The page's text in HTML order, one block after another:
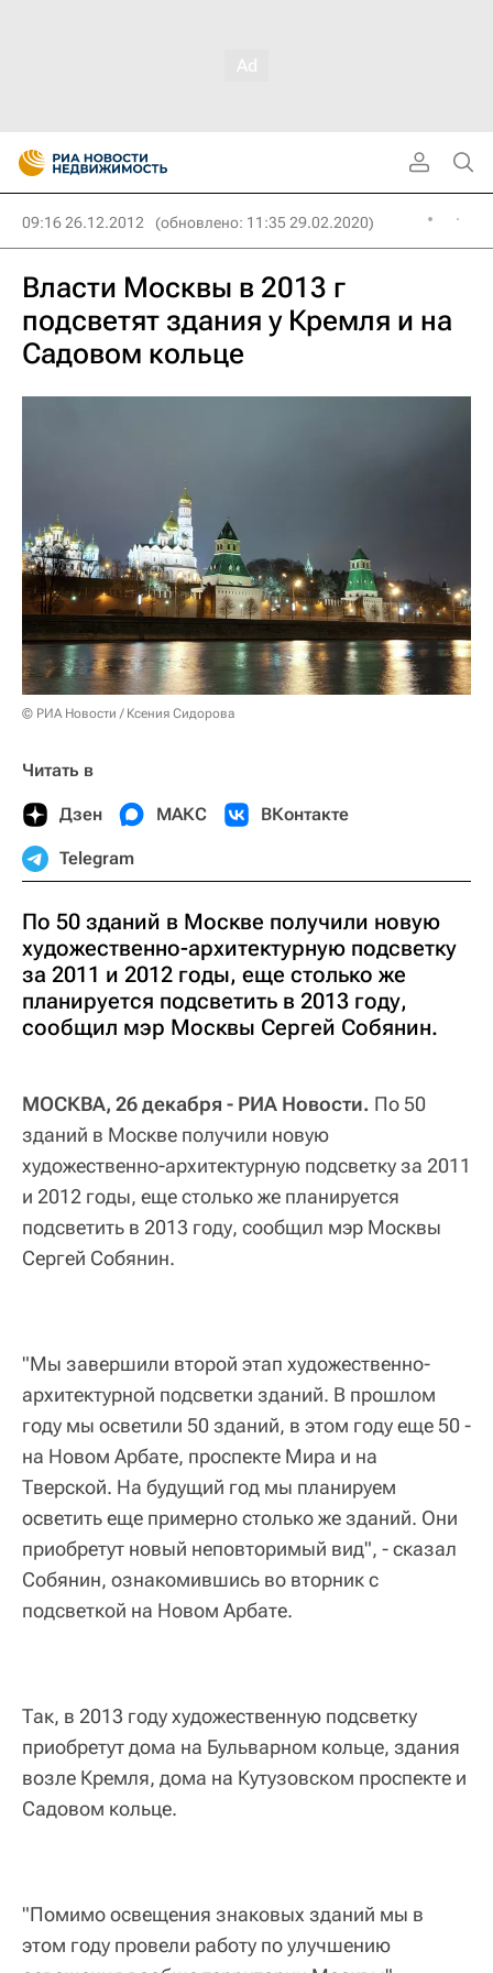
09:16 26.12.2012 (обновлено: 11:35 29.02.2020)
Власти Москвы в 2013 г
подсветят здания у Кремля и на
Садовом кольце
© РИА Новости / Ксения Сидорова
Читать в
Дзен МАКС ВКонтакте
Telegram
По 50 зданий в Москве получили новую
художественно-архитектурную подсветку
за 2011 и 2012 годы, еще столько же
планируется подсветить в 2013 году,
сообщил мэр Москвы Сергей Собянин.
МОСКВА, 26 декабря - РИА Новости. По 50
зданий в Москве получили новую
художественно-архитектурную подсветку за 2011
и 2012 годы, еще столько же планируется
подсветить в 2013 году, сообщил мэр Москвы
Сергей Собянин.
"Мы завершили второй этап художественно-
архитектурной подсветки зданий. В прошлом
году мы осветили 50 зданий, в этом году еще 50 -
на Новом Арбате, проспекте Мира и на
Тверской. На будущий год мы планируем
осветить еще примерно столько же зданий. Они
приобретут новый неповторимый вид", - сказал
Собянин, ознакомившись во вторник с
подсветкой на Новом Арбате.
Так, в 2013 году художественную подсветку
приобретут дома на Бульварном кольце, здания
возле Кремля, дома на Кутузовском проспекте и
Садовом кольце.
"Помимо освещения знаковых зданий мы в
этом году провели работу по улучшению